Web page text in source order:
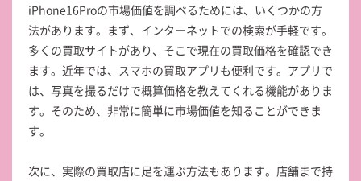
iPhone16Proの市場価値を調べるためには、いくつかの方
法があります。まず、インターネットでの検索が手軽です。
多くの買取サイトがあり、そこで現在の買取価格を確認でき
ます。近年では、スマホの買取アプリも便利です。アプリで
は、写真を撮るだけで概算価格を教えてくれる機能がありま
す。そのため、非常に簡単に市場価値を知ることができま
す。
次に、実際の買取店に足を運ぶ方法もあります。店舗まで持